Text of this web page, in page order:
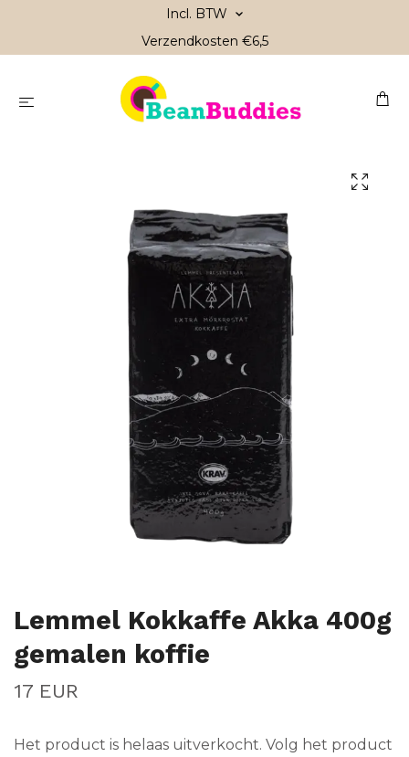
Incl. BTW
Verzendkosten €6,5
Lemmel Kokkaffe Akka 400g
gemalen koffie
17 EUR
Het product is helaas uitverkocht. Volg het product